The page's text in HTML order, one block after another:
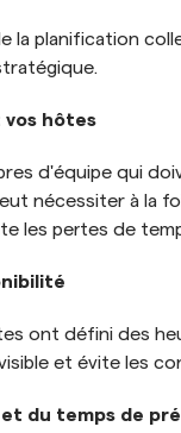
la planification
vos hôtes
d'équipe qui
nécessiter à la
les pertes de
ont défini des
et évite les
du temps de